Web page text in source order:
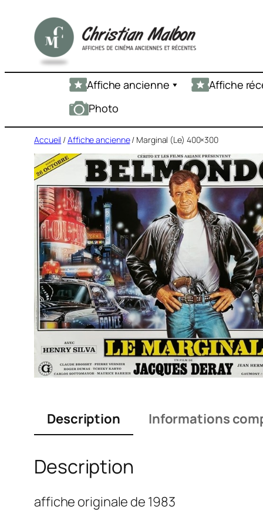
contenu
Affiche ancienne Affiche
Photo
Accueil /Affiche ancienne/ Marginal (Le) 400×300
Description Informations
Description
affiche originale de 1983